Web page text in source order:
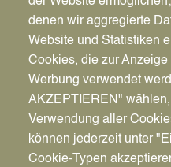
Pfadnavigation
Image
denen wir aggregierte
Website und Statistiken
Cookies, die zur
Werbung verwendet
AKZEPTIEREN"
Verwendung aller
können jederzeit unter
Cookie-Typen